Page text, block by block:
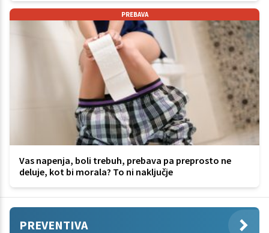
PREBAVA
Vas napenja, boli trebuh, prebava pa preprosto ne
deluje, kot bi morala? To ni naključje
PREVENTIVA